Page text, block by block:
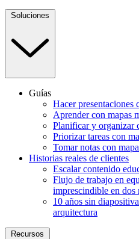
Soluciones
Guías
Hacer presentaciones
Aprender con mapas
Planificar y organizar
Priorizar tareas con
Tomar notas con
Historias reales de clientes
Escalar contenido
Flujo de trabajo en
imprescindible en dos
10 años sin
arquitectura
Recursos